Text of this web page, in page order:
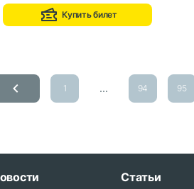
Купить билет
1 ... 94 95
Статьи